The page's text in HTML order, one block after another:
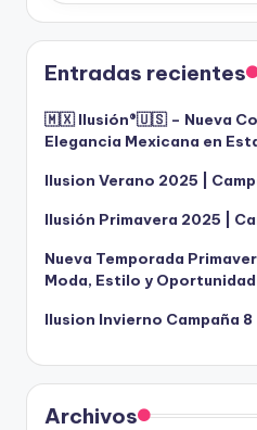
Entradas recientes
🇲🇽 Ilusión®️🇺🇸 – Nueva
Elegancia Mexicana en
Ilusion Verano 2025 |
Ilusión Primavera 2025 |
Nueva Temporada
Moda, Estilo y Oportunidad
Ilusion Invierno Campaña
Archivos